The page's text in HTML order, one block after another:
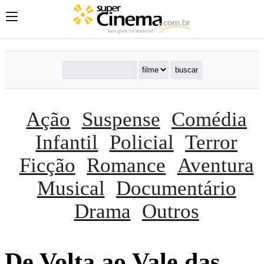
Ação Suspense Comédia
Infantil
Policial Terror
Ficção Romance Aventura
Musical
Documentário
Drama Outros